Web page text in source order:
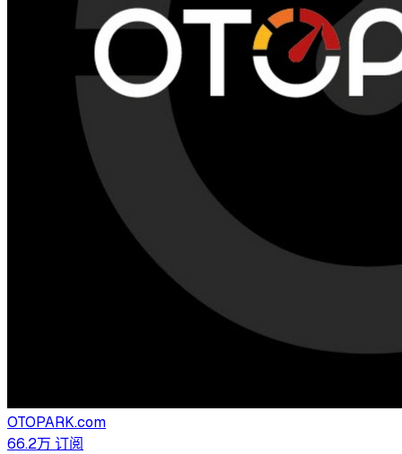
OTOPARK.com
66.2万 订阅